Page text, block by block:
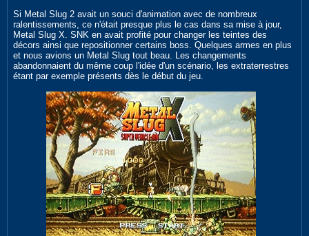
Si Metal Slug 2 avait un souci d'animation avec de nombreux
ralentissements, ce n'était presque plus le cas dans sa mise à jour,
Metal Slug X. SNK en avait profité pour changer les teintes des
décors ainsi que repositionner certains boss. Quelques armes en plus
et nous avions un Metal Slug tout beau. Les changements
abandonnaient du même coup l'idée d'un scénario, les extraterrestres
étant par exemple présents dès le début du jeu.